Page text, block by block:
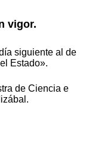
vigor.
siguiente al de
Estado».
de Ciencia e